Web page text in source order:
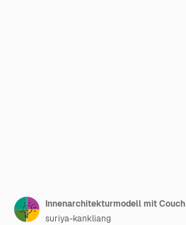
Innenarchitekturmodell mit Couch
suriya-kankliang